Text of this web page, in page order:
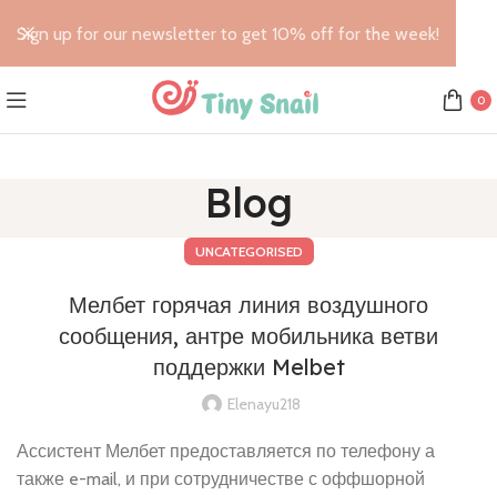
0
Blog
UNCATEGORISED
Мелбет горячая линия воздушного
сообщения, антре мобильника ветви
поддержки Melbet
Elenayu218
Ассистент Мелбет предоставляется по телефону а
также e-mail, и при сотрудничестве с оффшорной
Sign up for our newsletter to get 10% off for the week!